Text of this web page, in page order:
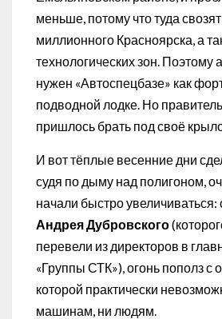
меньше, потому что туда
миллионного Красноярска, а
технологических зон. Поэтому
нужен «Автоспецбазе» как
подводной лодке. Но
пришлось брать под своё
И вот тёплые весенние дни
судя по дыму над полигоном,
начали быстро увеличиваться:
Андрея Дубровского
перевели из директоров в
«Группы СТК»), огонь пополз с
которой практически
машинам, ни людям.